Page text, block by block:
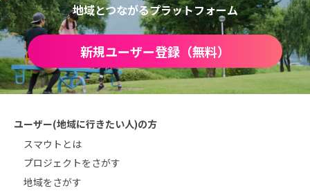
地域とつながるプラットフォーム
新規ユーザー登録（無料）
ユーザー(地域に行きたい人)の方
スマウトとは
プロジェクトをさがす
地域をさがす